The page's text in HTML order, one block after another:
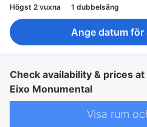
Högst 2 vuxna 1 dubbelsäng
Ange datum för
Check availability & prices
Eixo Monumental
Visa rum